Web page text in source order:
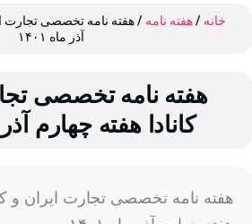
خانه /هفته نامه / هفته نامه تخصصی تجارت
آذر ماه ۱۴۰۱
هفته نامه تخصصی
کانادا هفته چهارم آذر
هفته نامه تخصصی تجارت ایران و